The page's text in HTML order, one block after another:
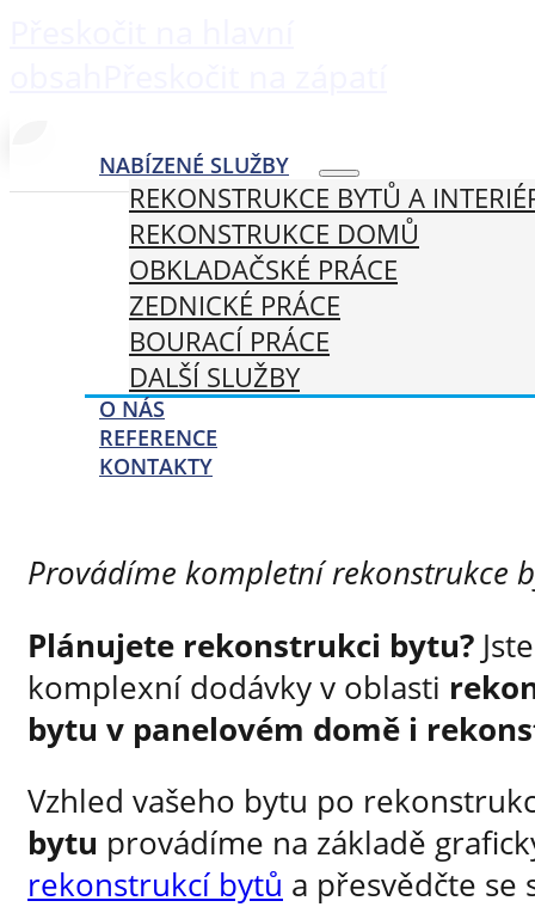
NABÍZENÉ SLUŽBY
REKONSTRUKCE BYTŮ A
REKONSTRUKCE DOMŮ
OBKLADAČSKÉ PRÁCE
ZEDNICKÉ PRÁCE
BOURACÍ PRÁCE
DALŠÍ SLUŽBY
O NÁS
REFERENCE
KONTAKTY
Provádíme kompletní rekonstrukce
Plánujete rekonstrukci bytu?
komplexní dodávky v oblasti
bytu v panelovém domě i
Vzhled vašeho bytu po
bytu provádíme na základě
rekonstrukcí bytů a přesvědčte